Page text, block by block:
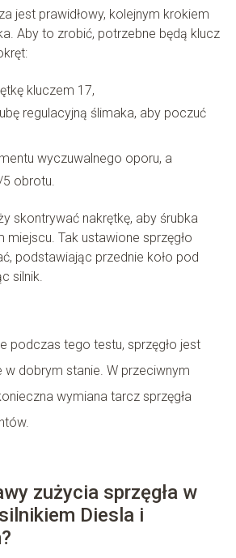
jest prawidłowy, kolejnym krokiem
Aby to zrobić, potrzebne będą klucz
kluczem 17,
regulacyjną ślimaka, aby poczuć
wyczuwalnego oporu, a
obrotu.
skontrywać nakrętkę, aby śrubka
miejscu. Tak ustawione sprzęgło
podstawiając przednie koło pod
silnik.
podczas tego testu, sprzęgło jest
dobrym stanie. W przeciwnym
wymiana tarcz sprzęgła
zużycia sprzęgła w
Diesla i